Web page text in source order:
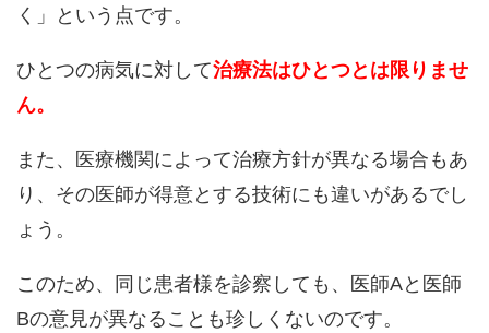
く」という点です。
ひとつの病気に対して治療法はひとつとは限りませ
ん。
また、医療機関によって治療方針が異なる場合もあ
り、その医師が得意とする技術にも違いがあるでし
ょう。
このため、同じ患者様を診察しても、医師Aと医師
Bの意見が異なることも珍しくないのです。